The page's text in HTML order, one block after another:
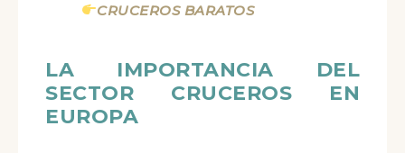
CRUCEROS BARATOS
LA IMPORTANCIA DEL
SECTOR CRUCEROS EN
EUROPA